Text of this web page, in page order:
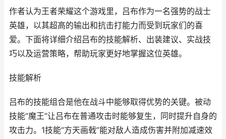
作者认为王者荣耀这个游戏里，吕布作为一名强势的战士
英雄，以其超高的输出和抗击打能力而受到玩家们的喜
爱。下面将详细介绍吕布的技能解析、出装建议、实战技
巧以及运营策略，帮助玩家更好地掌握这位英雄。
技能解析
吕布的技能组合是他在战斗中能够取得优势的关键。被动
技能“魔王”让吕布在普通攻击时能够复生，同时提升自身的
攻击力。1技能“方天画戟”能对敌人造成伤害并附加减速效